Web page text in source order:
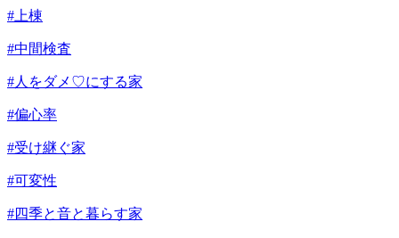
#上棟
#中間検査
#人をダメ♡にする家
#偏心率
#受け継ぐ家
#可変性
#四季と音と暮らす家